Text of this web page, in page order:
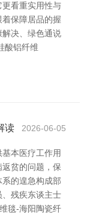
看重实用性与
保障居品的握
决、绿色通说
酸铝纤维
读 2026-06-05
本医疗工作用
贫的问题，保
的遑急构成部
残疾东谈主士
毯-海阳陶瓷纤